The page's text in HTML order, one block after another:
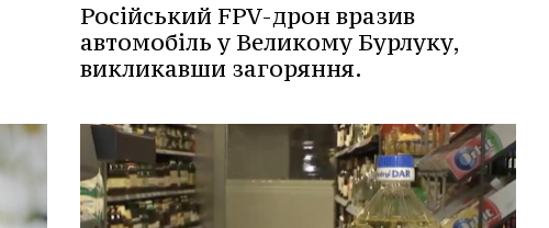
Російський FPV-дрон вразив
автомобіль у Великому Бурлуку,
викликавши загоряння.